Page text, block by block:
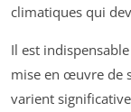
climatiques qui
Il est
mise en œuvre de
varient